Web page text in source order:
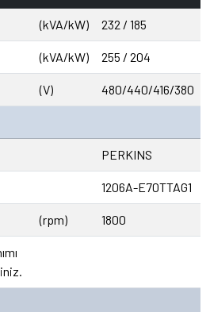
(kVA/kW) 232 / 185
(kVA/kW) 255 / 204
(V) 480/440/416/380
PERKINS
1206A-E70TTAG1
(rpm) 1800